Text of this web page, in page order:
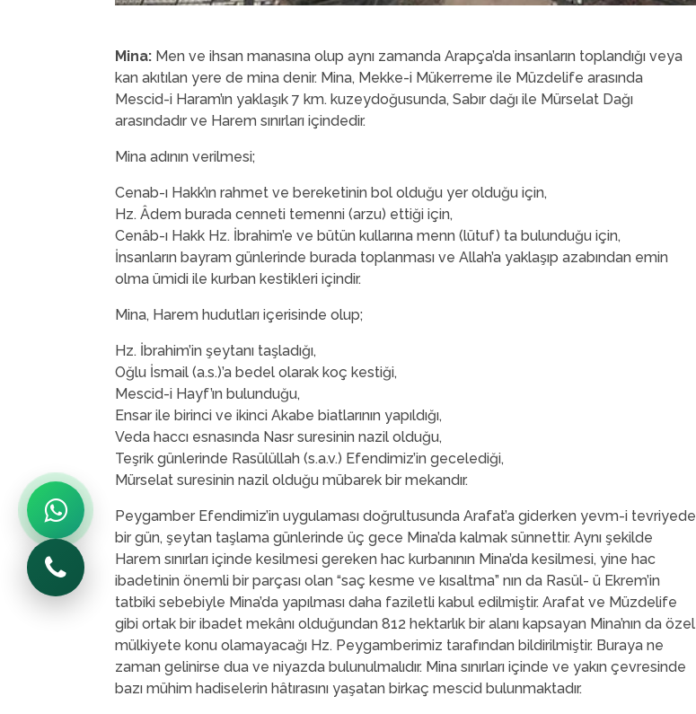
Mina:Men ve ihsan manasına olup aynı zamanda Arapça’da insanların toplandığı veya
kan akıtılan yere de mina denir. Mina, Mekke-i Mükerreme ile Müzdelife arasında
Mescid-i Haram’ın yaklaşık 7 km. kuzeydoğusunda, Sabır dağı ile Mürselat Dağı
arasındadır ve Harem sınırları içindedir.
Mina adının verilmesi;
Cenab-ı Hakk’ın rahmet ve bereketinin bol olduğu yer olduğu için,
Hz. Âdem burada cenneti temenni (arzu) ettiği için,
Cenâb-ı Hakk Hz. İbrahim’e ve bütün kullarına menn (lütuf) ta bulunduğu için,
İnsanların bayram günlerinde burada toplanması ve Allah’a yaklaşıp azabından emin
olma ümidi ile kurban kestikleri içindir.
Mina, Harem hudutları içerisinde olup;
Hz. İbrahim’in şeytanı taşladığı,
Oğlu İsmail (a.s.)’a bedel olarak koç kestiği,
Mescid-i Hayf’ın bulunduğu,
Ensar ile birinci ve ikinci Akabe biatlarının yapıldığı,
Veda haccı esnasında Nasr suresinin nazil olduğu,
Teşrik günlerinde Rasülüllah (s.a.v.) Efendimiz’in gecelediği,
Mürselat suresinin nazil olduğu mübarek bir mekandır.
Peygamber Efendimiz’in uygulaması doğrultusunda Arafat’a giderken yevm-i tevriyede
bir gün, şeytan taşlama günlerinde üç gece Mina’da kalmak sünnettir. Aynı şekilde
Harem sınırları içinde kesilmesi gereken hac kurbanının Mina’da kesilmesi, yine hac
ibadetinin önemli bir parçası olan “saç kesme ve kısaltma” nın da Rasül- ü Ekrem’in
tatbiki sebebiyle Mina’da yapılması daha faziletli kabul edilmiştir. Arafat ve Müzdelife
gibi ortak bir ibadet mekânı olduğundan 812 hektarlık bir alanı kapsayan Mina’nın da özel
mülkiyete konu olamayacağı Hz. Peygamberimiz tarafından bildirilmiştir. Buraya ne
zaman gelinirse dua ve niyazda bulunulmalıdır. Mina sınırları içinde ve yakın çevresinde
bazı mühim hadiselerin hâtırasını yaşatan birkaç mescid bulunmaktadır.